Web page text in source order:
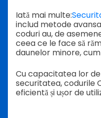
Iată mai multe:
includ metode
coduri au, de
ceea ce le face să
daunelor minore,
Cu capacitatea lor
securitatea, codurile
eficientă și ușor de